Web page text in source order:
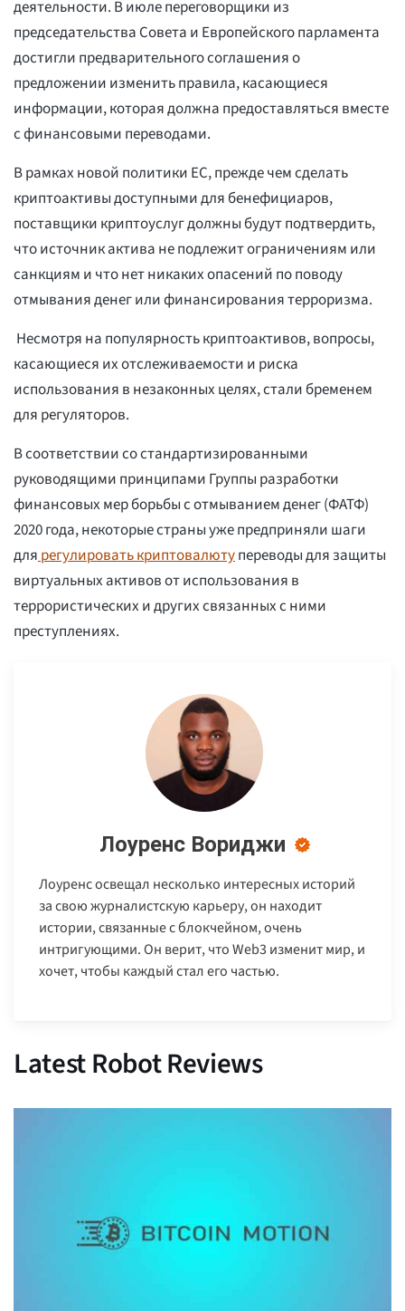
деятельности. В июле переговорщики из
председательства Совета и Европейского парламента
достигли предварительного соглашения о
предложении изменить правила, касающиеся
информации, которая должна предоставляться вместе
с финансовыми переводами.
В рамках новой политики ЕС, прежде чем сделать
криптоактивы доступными для бенефициаров,
поставщики криптоуслуг должны будут подтвердить,
что источник актива не подлежит ограничениям или
санкциям и что нет никаких опасений по поводу
отмывания денег или финансирования терроризма.
Несмотря на популярность криптоактивов, вопросы,
касающиеся их отслеживаемости и риска
использования в незаконных целях, стали бременем
для регуляторов.
В соответствии со стандартизированными
руководящими принципами Группы разработки
финансовых мер борьбы с отмыванием денег (ФАТФ)
2020 года, некоторые страны уже предприняли шаги
длярегулировать криптовалютупереводы для защиты
виртуальных активов от использования в
террористических и других связанных с ними
преступлениях.
Лоуренс Вориджи
Лоуренс освещал несколько интересных историй
за свою журналистскую карьеру, он находит
истории, связанные с блокчейном, очень
интригующими. Он верит, что Web3 изменит мир, и
хочет, чтобы каждый стал его частью.
Latest Robot Reviews